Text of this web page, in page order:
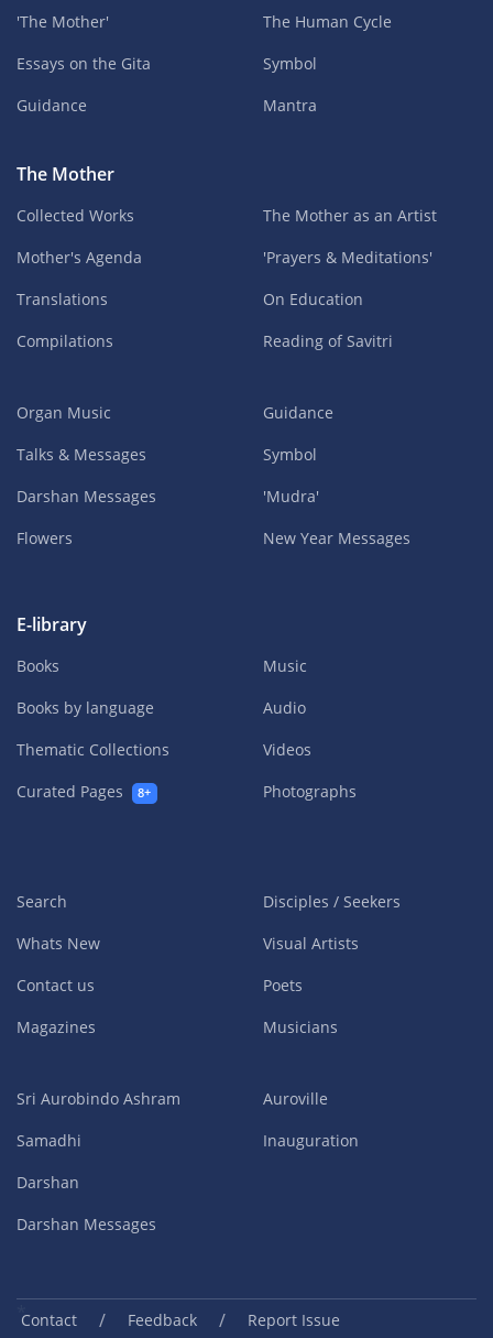
'The Mother'
Essays on the Gita
Guidance
The Human Cycle
Symbol
Mantra
The Mother
Collected Works
Mother's Agenda
Translations
Compilations
The Mother as an Artist
'Prayers & Meditations'
On Education
Reading of Savitri
Organ Music
Talks & Messages
Darshan Messages
Flowers
Guidance
Symbol
'Mudra'
New Year Messages
E-library
Books
Books by language
Thematic Collections
Curated Pages
8+
Music
Audio
Videos
Photographs
Search
Whats New
Contact us
Magazines
Disciples / Seekers
Visual Artists
Poets
Musicians
Sri Aurobindo Ashram
Samadhi
Darshan
Darshan Messages
Auroville
Inauguration
Contact / Feedback / Report Issue